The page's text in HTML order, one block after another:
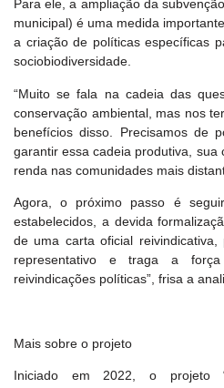
Para ele, a ampliação da
municipal) é uma medida
a criação de políticas específicas
sociobiodiversidade.
“Muito se fala na cadeia das
conservação ambiental, mas nos
benefícios disso. Precisamos de
garantir essa cadeia produtiva, sua
renda nas comunidades mais
Agora, o próximo passo é
estabelecidos, a devida
de uma carta oficial reivindicativa,
representativo e traga a
reivindicações políticas”, frisa a
Mais sobre o projeto
Iniciado em 2022, o projeto